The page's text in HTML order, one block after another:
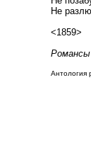
Не
<1859>
Антология